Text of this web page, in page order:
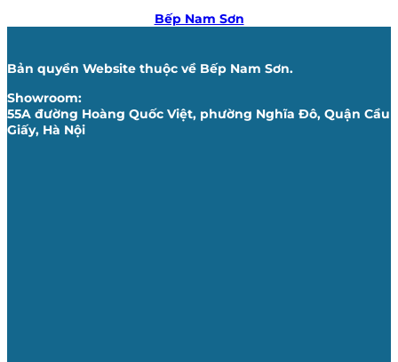
Bếp Nam Sơn
Bản quyền Website thuộc về Bếp Nam Sơn.
Showroom:
55A đường Hoàng Quốc Việt, phường Nghĩa Đô, Quận Cầu
Giấy, Hà Nội